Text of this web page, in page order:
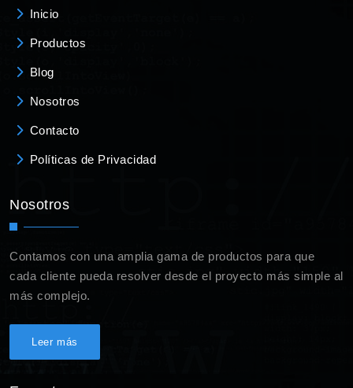
Inicio
Productos
Blog
Nosotros
Contacto
Políticas de Privacidad
Nosotros
Contamos con una amplia gama de productos para que
cada cliente pueda resolver desde el proyecto más simple al
más complejo.
Leer más